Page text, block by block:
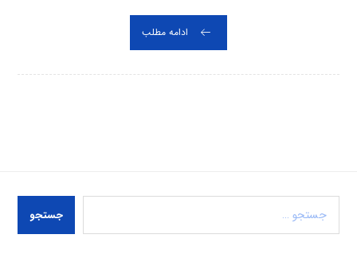
ادامه مطلب
جستجو